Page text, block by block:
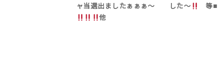
ャ当選出ましたぁぁぁ～
他
した〜
等■